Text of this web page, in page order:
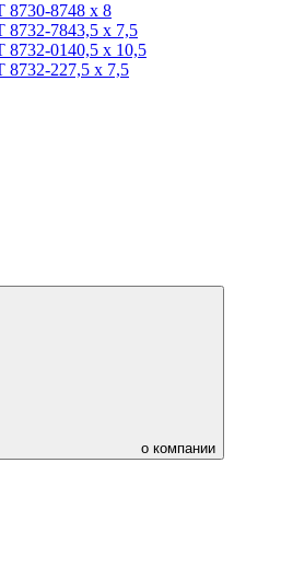
8730-8748 x 8
8732-7843,5 x 7,5
0140,5 x 10,5
8732-227,5 x 7,5
о компании